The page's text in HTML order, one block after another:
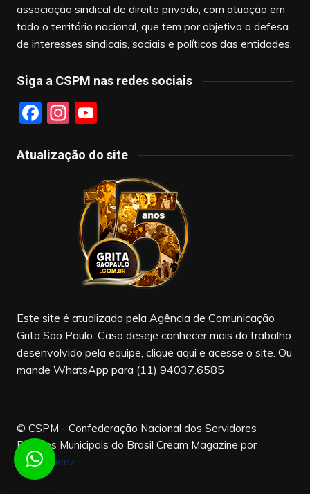
associação sindical de direito privado, com atuação em
todo o território nacional, que tem por objetivo a defesa
de interesses sindicais, sociais e políticos das entidades.
Siga a CSPM nas redes sociais
F
c
In
a
m
Y
u
T
u
b
e
Atualização do site
Este site é atualizado pela Agência de Comunicação
Grita São Paulo. Caso deseje conhecer mais do trabalho
desenvolvido pela equipe, clique aqui e acesse o site. Ou
mande WhatsApp para (11) 94037.6585
© CSPM - Confederação Nacional dos Servidores
Públicos Municipais do Brasil Cream Magazine por
Themebeez